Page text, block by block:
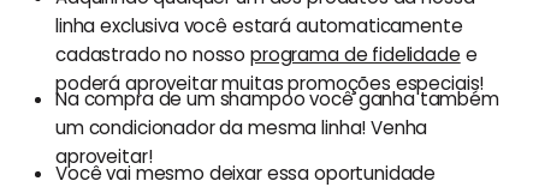
linha exclusiva você estará automaticamente
cadastrado no nossoprograma de fidelidade e
poderá aproveitar muitas promoções especiais!
Na compra de um shampoo você ganha também
um condicionador da mesma linha! Venha
aproveitar!
Você vai mesmo deixar essa oportunidade